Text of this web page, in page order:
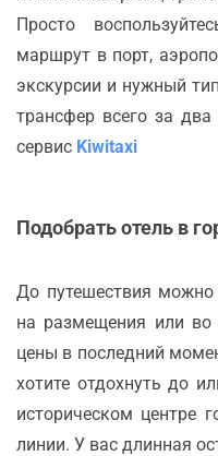
Просто
маршрут в порт,
экскурсии и нужный
трансфер всего за
сервис Kiwitaxi
Подобрать отель в
До путешествия
на размещения или
цены в последний
хотите отдохнуть до
историческом центре
линии. У вас длинная